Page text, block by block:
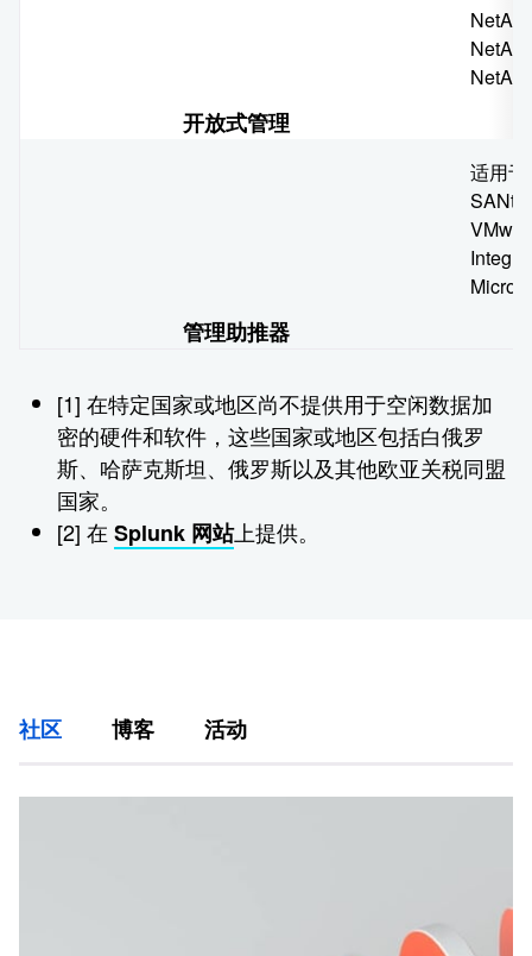
开放式管理
管理助推器
适用
[1] 在特定国家或地区尚不提供用于空闲数据加
密的硬件和软件，这些国家或地区包括白俄罗
斯、哈萨克斯坦、俄罗斯以及其他欧亚关税同盟
国家。
[2] 在 Splunk 网站上提供。
社区 博客 活动